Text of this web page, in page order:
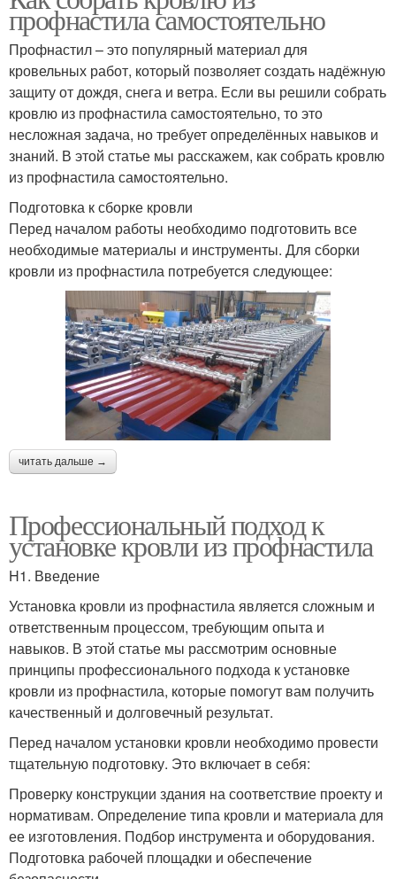
профнастила самостоятельно
Профнастил – это популярный материал для
кровельных работ, который позволяет создать надёжную
защиту от дождя, снега и ветра. Если вы решили собрать
кровлю из профнастила самостоятельно, то это
несложная задача, но требует определённых навыков и
знаний. В этой статье мы расскажем, как собрать кровлю
из профнастила самостоятельно.
Подготовка к сборке кровли
Перед началом работы необходимо подготовить все
необходимые материалы и инструменты. Для сборки
кровли из профнастила потребуется следующее:
читать дальше →
Профессиональный подход к
установке кровли из профнастила
H1. Введение
Установка кровли из профнастила является сложным и
ответственным процессом, требующим опыта и
навыков. В этой статье мы рассмотрим основные
принципы профессионального подхода к установке
кровли из профнастила, которые помогут вам получить
качественный и долговечный результат.
Перед началом установки кровли необходимо провести
тщательную подготовку. Это включает в себя:
Проверку конструкции здания на соответствие проекту и
нормативам. Определение типа кровли и материала для
ее изготовления. Подбор инструмента и оборудования.
Подготовка рабочей площадки и обеспечение